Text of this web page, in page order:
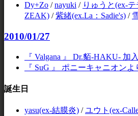
Dy+Zo /nayuki / りゅうと(ex-
ZEAK) /紫緒(ex.La：Sadie's) /
2010/01/27
『 Valgana 』 Dr.貊-HAKU- 加入
『 SuG 』 ポニーキャニオン
誕生日
yasu(ex-結膜炎) /ユウト(ex-